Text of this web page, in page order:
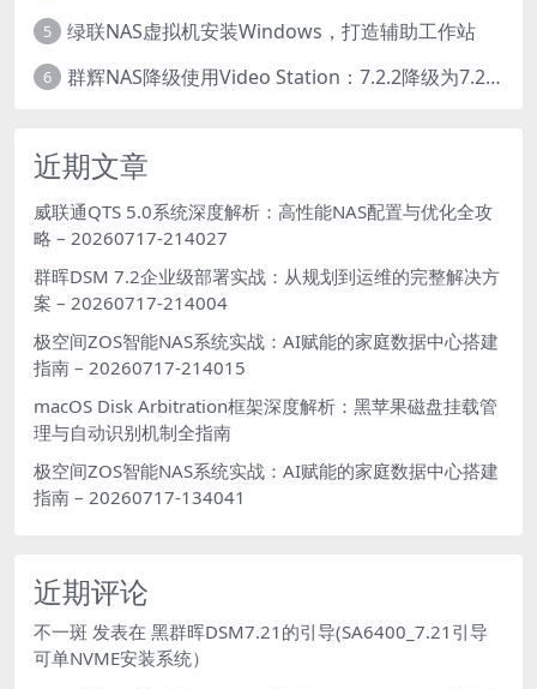
5 绿联NAS虚拟机安装Windows，打造辅助工作站
6 群辉NAS降级使用Video Station：7.2.2降级为7.2.1，也可降为其他版本
近期文章
威联通QTS 5.0系统深度解析：高性能NAS配置与优化全攻
略 – 20260717-214027
群晖DSM 7.2企业级部署实战：从规划到运维的完整解决方
案 – 20260717-214004
极空间ZOS智能NAS系统实战：AI赋能的家庭数据中心搭建
指南 – 20260717-214015
macOS Disk Arbitration框架深度解析：黑苹果磁盘挂载管
理与自动识别机制全指南
极空间ZOS智能NAS系统实战：AI赋能的家庭数据中心搭建
指南 – 20260717-134041
近期评论
不一斑 发表在 黑群晖DSM7.21的引导(SA6400_7.21引导
可单NVME安装系统）